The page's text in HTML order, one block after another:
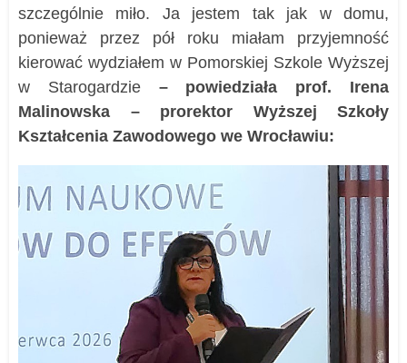
szczególnie miło. Ja jestem tak jak w domu,
ponieważ przez pół roku miałam przyjemność
kierować wydziałem w Pomorskiej Szkole Wyższej
w Starogardzie – powiedziała prof. Irena
Malinowska – prorektor Wyższej Szkoły
Kształcenia Zawodowego we Wrocławiu: